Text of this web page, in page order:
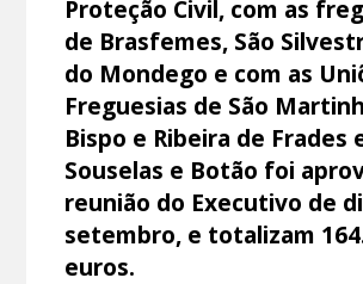
Proteção Civil, com as
de Brasfemes, São
do Mondego e com as
Freguesias de São
Bispo e Ribeira de Frades
Souselas e Botão foi
reunião do Executivo de
setembro, e totalizam
euros.